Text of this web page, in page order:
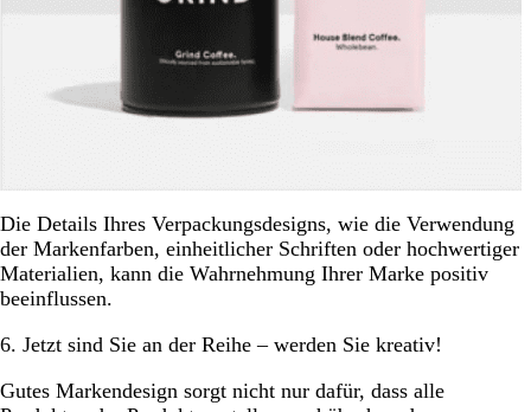
Die Details Ihres Verpackungsdesigns, wie die Verwendung
der Markenfarben, einheitlicher Schriften oder hochwertiger
Materialien, kann die Wahrnehmung Ihrer Marke positiv
beeinflussen.
6. Jetzt sind Sie an der Reihe – werden Sie kreativ!
Gutes Markendesign sorgt nicht nur dafür, dass alle